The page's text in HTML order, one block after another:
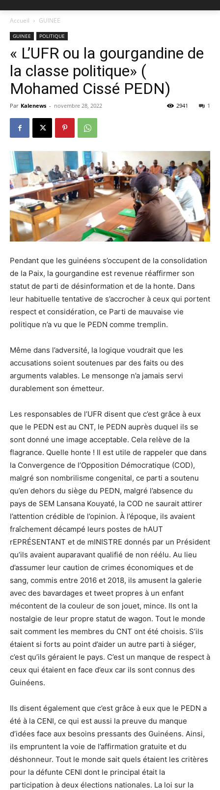
Accueil GUINEE
GUINEE POLITIQUE
« L’UFR ou la gourgandine de
la classe politique» (
Mohamed Cissé PEDN)
Par Kalenews - novembre 28, 2022 1
2941
Pendant que les guinéens s’occupent de la consolidation
de la Paix, la gourgandine est revenue réaffirmer son
statut de parti de désinformation et de la honte. Dans
leur habituelle tentative de s’accrocher à ceux qui portent
respect et considération, ce Parti de mauvaise vie
politique n’a vu que le PEDN comme tremplin.
Même dans l’adversité, la logique voudrait que les
accusations soient soutenues par des faits ou des
arguments valables. Le mensonge n’a jamais servi
durablement son émetteur.
Les responsables de l’UFR disent que c’est grâce à eux
que le PEDN est au CNT, le PEDN auprès duquel ils se
sont donné une image acceptable. Cela relève de la
flagrance. Quelle honte ! Il est utile de rappeler que dans
la Convergence de l’Opposition Démocratique (COD),
malgré son nombrilisme congenital, ce parti a soutenu
qu’en dehors du siège du PEDN, malgré l’absence du
pays de SEM Lansana Kouyaté, la COD ne saurait attirer
l’attention crédible de l’opinion. À l’époque, ils avaient
fraîchement décampé leurs postes de hAUT
rEPRÉSENTANT et de mINISTRE donnés par un Président
qu’ils avaient auparavant qualifié de non réélu. Au lieu
d’assumer leur caution de crimes économiques et de
sang, commis entre 2016 et 2018, ils amusent la galerie
avec des bavardages et tweet propres à un enfant
mécontent de la couleur de son jouet, mince. Ils ont la
nostalgie de leur propre statut de wagon. Tout le monde
sait comment les membres du CNT ont été choisis. S’ils
étaient si forts au point d’aider un autre parti à siéger,
c’est qu’ils géraient le pays. C’est un manque de respect à
ceux qui étaient en face d’eux car ils sont connus des
Guinéens.
Ils disent également que c’est grâce à eux que le PEDN a
été à la CENI, ce qui est aussi la preuve du manque
d’idées face aux besoins pressants des Guinéens. Ainsi,
ils empruntent la voie de l’affirmation gratuite et du
déshonneur. Tout le monde sait quels étaient les critères
pour la défunte CENI dont le principal était la
participation à deux élections nationales. La loi sur la